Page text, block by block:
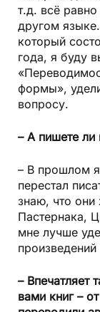
т.д. всё
другом
который
года, я буду
формы»,
вопросу.
– А пишете ли
– В прошлом
перестал
знаю, что
Пастернака,
мне лучше
– Впечатляет
вами книг –